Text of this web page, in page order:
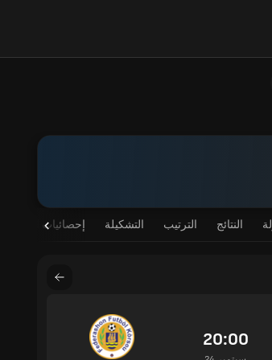
النتائج الترتيب التشكيلة إحصائيات اللاعب
20:00